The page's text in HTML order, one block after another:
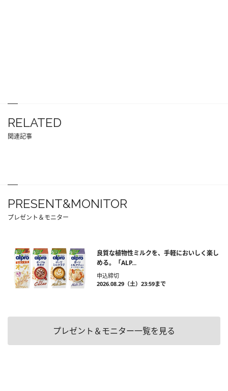
RELATED
関連記事
PRESENT&MONITOR
プレゼント＆モニター
良質な植物性ミルクを、手軽においしく楽し
める。「ALP...
申込締切
2026.08.29（土）23:59まで
プレゼント＆モニター一覧を見る